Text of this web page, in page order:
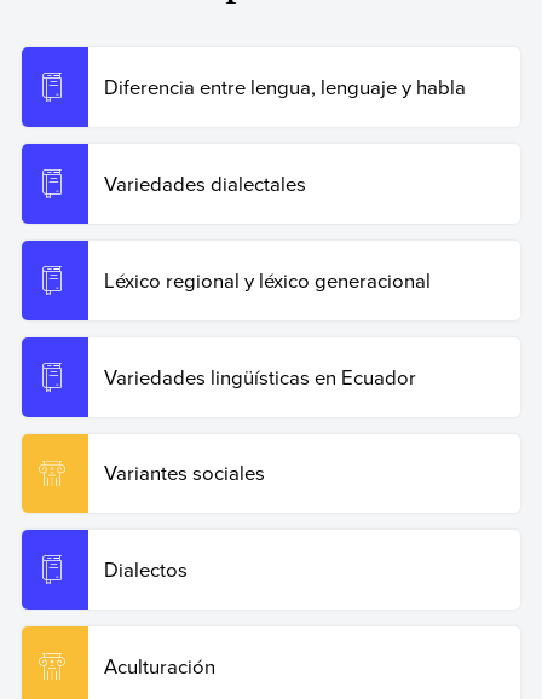
el 19 de junio de 2026 de
https://www.ejemplos.co/diferencia-entre-lengua-e-
idioma/
Diferencia entre lengua, lenguaje y habla
Variedades dialectales
Léxico regional y léxico generacional
Variedades lingüísticas en Ecuador
Variantes sociales
Dialectos
Aculturación